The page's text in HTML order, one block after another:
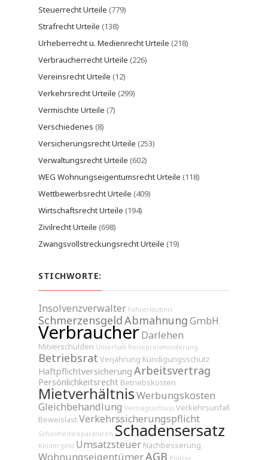
Steuerrecht Urteile (779)
Strafrecht Urteile (138)
Urheberrecht u. Medienrecht Urteile (218)
Verbraucherrecht Urteile (226)
Vereinsrecht Urteile (12)
Verkehrsrecht Urteile (299)
Vermischte Urteile (7)
Verschiedenes (8)
Versicherungsrecht Urteile (253)
Verwaltungsrecht Urteile (602)
WEG Wohnungseigentumsrecht Urteile (118)
Wettbewerbsrecht Urteile (409)
Wirtschaftsrecht Urteile (194)
Zivilrecht Urteile (698)
Zwangsvollstreckungsrecht Urteile (19)
STICHWORTE:
Insolvenzverwalter Fahrerlaubnis
SchmerzensgeldAbmahnungGmbH
VerbraucherDarlehen
Mitverschulden Unterhalt Reisepreisminderung
Betriebsrat Verjährung Kündigungsschutz
Haftpflichtversicherung Arbeitsvertrag
Persönlichkeitsrecht Betriebskosten
MietverhältnisWerbungskosten
Gleichbehandlung Vertragsschluss Verkehrsunfall
BeweislastVerkehrssicherungspflicht
Schönheitsreparaturen Schadensersatz
Kindergeld Umsatzsteuer Nachbesserung
WohnungseigentümerAGB Polizei